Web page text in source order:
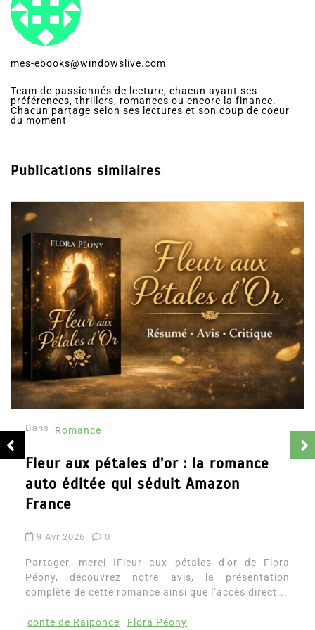
mes-ebooks@windowslive.com
Team de passionnés de lecture, chacun ayant ses
préférences, thrillers, romances ou encore la finance.
Chacun partage selon ses lectures et son coup de coeur
du moment
Publications similaires
Dans Romance
Fleur aux pétales d’or : la romance
auto éditée qui séduit Amazon
France
9 Avr 2026 0
Partager, merci !Fleur aux pétales d’or de Flora
Péony, découvrez notre avis, la présentation
complète de cette romance ainsi que l’accès direct...
conte de Raiponce
Flora Péony